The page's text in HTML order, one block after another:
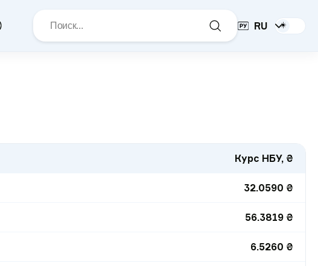
RU ☀️
Курс НБУ, ₴
32.0590 ₴
56.3819 ₴
6.5260 ₴